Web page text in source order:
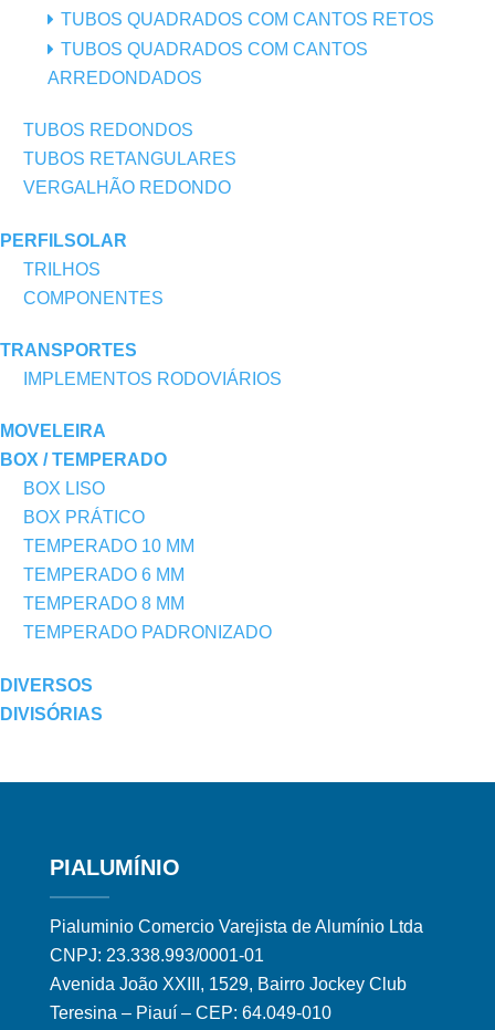
TUBOS QUADRADOS COM CANTOS RETOS
TUBOS QUADRADOS COM CANTOS
ARREDONDADOS
TUBOS REDONDOS
TUBOS RETANGULARES
VERGALHÃO REDONDO
PERFILSOLAR
TRILHOS
COMPONENTES
TRANSPORTES
IMPLEMENTOS RODOVIÁRIOS
MOVELEIRA
BOX / TEMPERADO
BOX LISO
BOX PRÁTICO
TEMPERADO 10 MM
TEMPERADO 6 MM
TEMPERADO 8 MM
TEMPERADO PADRONIZADO
DIVERSOS
DIVISÓRIAS
PIALUMÍNIO
Pialuminio Comercio Varejista de Alumínio Ltda
CNPJ: 23.338.993/0001-01
Avenida João XXIII, 1529, Bairro Jockey Club
Teresina – Piauí – CEP: 64.049-010